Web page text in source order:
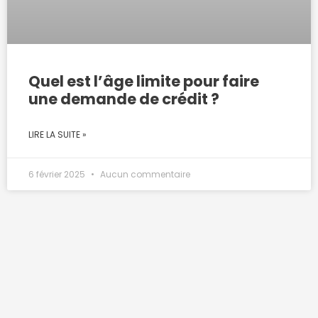
Quel est l’âge limite pour faire
une demande de crédit ?
LIRE LA SUITE »
6 février 2025 Aucun commentaire